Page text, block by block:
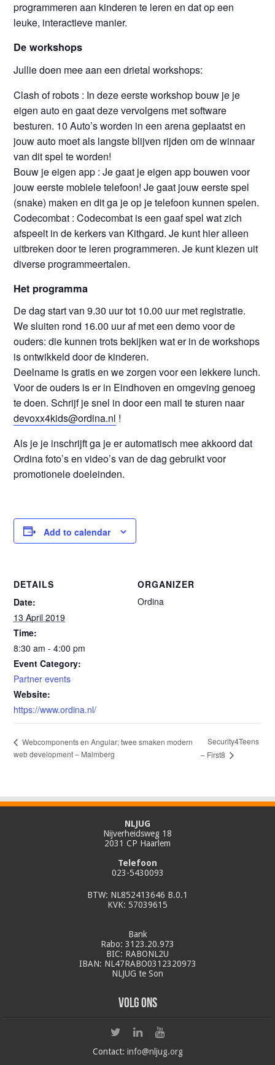
programmeren aan kinderen te leren en dat op een
leuke, interactieve manier.
De workshops
Jullie doen mee aan een drietal workshops:
Clash of robots : In deze eerste workshop bouw je je
eigen auto en gaat deze vervolgens met software
besturen. 10 Auto’s worden in een arena geplaatst en
jouw auto moet als langste blijven rijden om de winnaar
van dit spel te worden!
Bouw je eigen app : Je gaat je eigen app bouwen voor
jouw eerste mobiele telefoon! Je gaat jouw eerste spel
(snake) maken en dit ga je op je telefoon kunnen spelen.
Codecombat : Codecombat is een gaaf spel wat zich
afspeelt in de kerkers van Kithgard. Je kunt hier alleen
uitbreken door te leren programmeren. Je kunt kiezen uit
diverse programmeertalen.
Het programma
De dag start van 9.30 uur tot 10.00 uur met registratie.
We sluiten rond 16.00 uur af met een demo voor de
ouders: die kunnen trots bekijken wat er in de workshops
is ontwikkeld door de kinderen.
Deelname is gratis en we zorgen voor een lekkere lunch.
Voor de ouders is er in Eindhoven en omgeving genoeg
te doen. Schrijf je snel in door een mail te sturen naar
devoxx4kids@ordina.nl !
Als je je inschrijft ga je er automatisch mee akkoord dat
Ordina foto’s en video’s van de dag gebruikt voor
promotionele doeleinden.
Add to calendar
DETAILS
Date:
13 April 2019
Time:
8:30 am - 4:00 pm
Event Category:
Partner events
Website:
https://www.ordina.nl/
ORGANIZER
Ordina
Webcomponents en Angular; twee smaken modern
web development – Malmberg
Security4Teens
– First8
NLJUG
Nijverheidsweg 18
2031 CP Haarlem
Telefoon
023-5430093
BTW: NL852413646 B.0.1
KVK: 57039615
Bank
Rabo: 3123.20.973
BIC: RABONL2U
IBAN: NL47RABO0312320973
NLJUG te Son
Volg ons
Contact: info@nljug.org